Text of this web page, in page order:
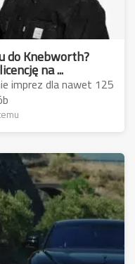
do Knebworth?
na ...
imprez dla nawet 125